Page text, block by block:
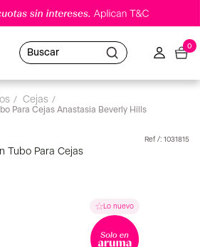
Buscar
0
cejas
Para Cejas Anastasia Beverly Hills
: 1031815
Tubo Para Cejas